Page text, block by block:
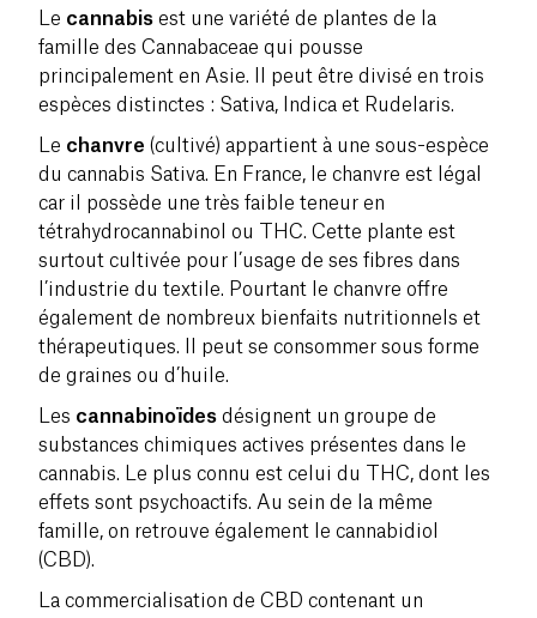
Le cannabis est une variété de plantes de la
famille des Cannabaceae qui pousse
principalement en Asie. Il peut être divisé en trois
espèces distinctes : Sativa, Indica et Rudelaris.
Le chanvre (cultivé) appartient à une sous-espèce
du cannabis Sativa. En France, le chanvre est légal
car il possède une très faible teneur en
tétrahydrocannabinol ou THC. Cette plante est
surtout cultivée pour l’usage de ses fibres dans
l’industrie du textile. Pourtant le chanvre offre
également de nombreux bienfaits nutritionnels et
thérapeutiques. Il peut se consommer sous forme
de graines ou d’huile.
Les cannabinoïdes désignent un groupe de
substances chimiques actives présentes dans le
cannabis. Le plus connu est celui du THC, dont les
effets sont psychoactifs. Au sein de la même
famille, on retrouve également le cannabidiol
(CBD).
La commercialisation de CBD contenant un